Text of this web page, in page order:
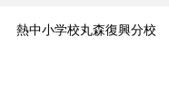
熱中小学校丸森復興分校